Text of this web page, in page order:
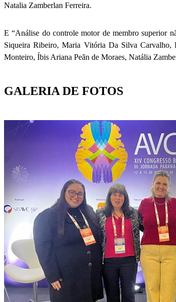
Natalia Zamberlan Ferreira.
E “Análise do controle motor de membro superior
Siqueira Ribeiro, Maria Vitória Da Silva Carvalho,
Monteiro, Íbis Ariana Peãn de Moraes, Natália
GALERIA DE FOTOS